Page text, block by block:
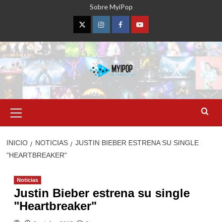
Sobre MyiPop
TwitterInstagramFacebookYouTube
primario
INICIO NOTICIAS
JUSTIN BIEBER ESTRENA SU SINGLE
"HEARTBREAKER"
Noticias
Justin Bieber estrena su single
"Heartbreaker"